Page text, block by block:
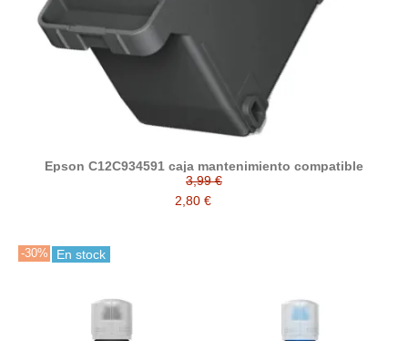
Epson C12C934591 caja mantenimiento compatible
3,99 €
2,80 €
-30% En stock